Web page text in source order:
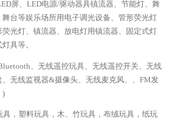
屏、LED电源/驱动器具镇流器、节能灯、舞
台等娱乐场所用电子调光设备、管形荧光灯
光灯、镇流器、放电灯用镇流器、固定式灯
具等。
、无线遥控玩具、无线遥控开关、无线
无线监视器&摄像头、无线麦克风、、FM发
)
，塑料玩具，木、竹玩具，布绒玩具，纸玩